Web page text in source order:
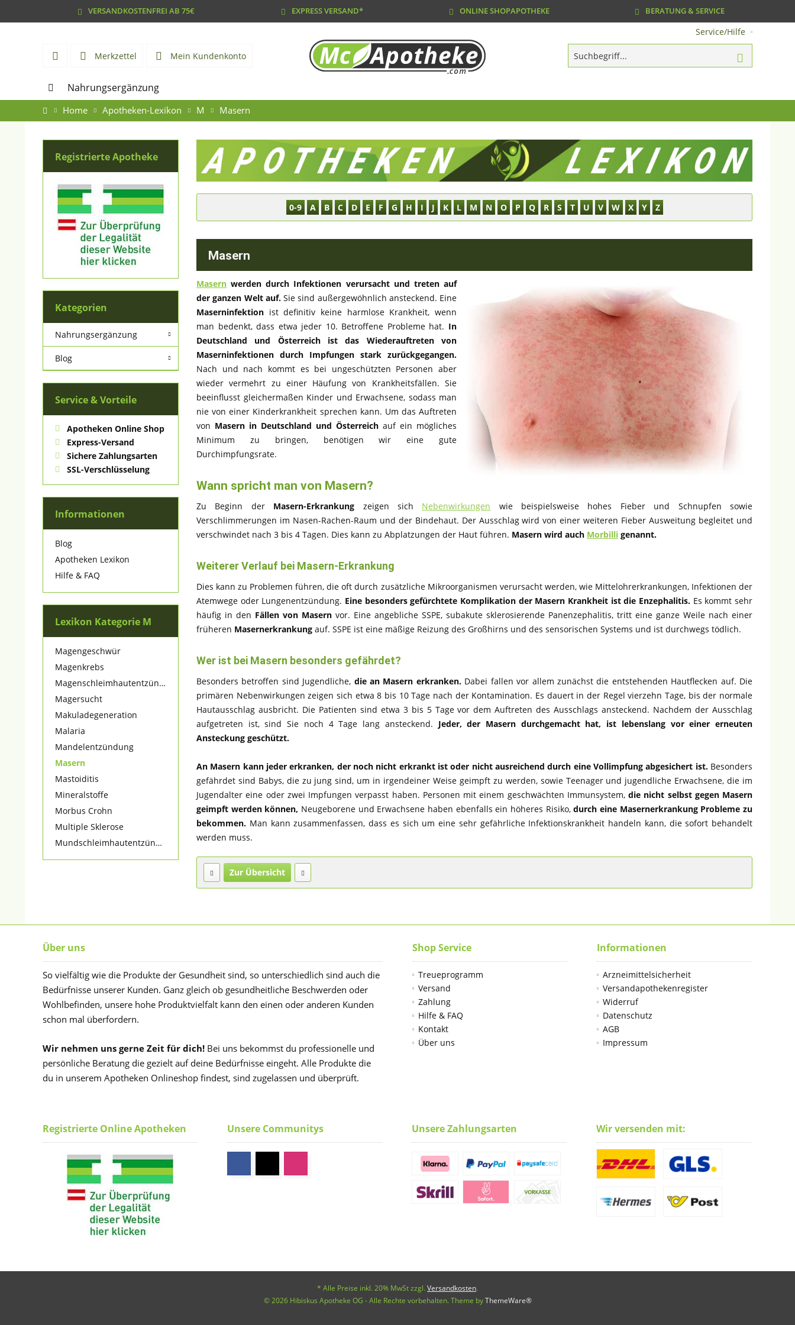
VERSANDKOSTENFREI AB 75€ EXPRESS VERSAND* ONLINE SHOPAPOTHEKE BERATUNG & SERVICE
Service/Hilfe
Merkzettel Mein Kundenkonto
Nahrungsergänzung
Home Apotheken-Lexikon M Masern
Registrierte Apotheke
Kategorien
Nahrungsergänzung
Blog
Service & Vorteile
Apotheken Online Shop
Express-Versand
Sichere Zahlungsarten
SSL-Verschlüsselung
Informationen
Blog
Apotheken Lexikon
Hilfe & FAQ
Lexikon Kategorie M
Magengeschwür
Magenkrebs
Magenschleimhautentzündung
Magersucht
Makuladegeneration
Malaria
Mandelentzündung
Masern
Mastoiditis
Mineralstoffe
Morbus Crohn
Multiple Sklerose
Mundschleimhautentzündung
0-9 A B C D E F G H I J K L M N O P Q R S T U V W X Y Z
Masern
Masern werden durch Infektionen verursacht und treten auf
der ganzen Welt auf. Sie sind außergewöhnlich ansteckend. Eine
Maserninfektion ist definitiv keine harmlose Krankheit, wenn
man bedenkt, dass etwa jeder 10. Betroffene Probleme hat. In
Deutschland und Österreich ist das Wiederauftreten von
Maserninfektionen durch Impfungen stark zurückgegangen.
Nach und nach kommt es bei ungeschützten Personen aber
wieder vermehrt zu einer Häufung von Krankheitsfällen. Sie
beeinflusst gleichermaßen Kinder und Erwachsene, sodass man
nie von einer Kinderkrankheit sprechen kann. Um das Auftreten
von Masern in Deutschland und Österreich auf ein mögliches
Minimum zu bringen, benötigen wir eine gute
Durchimpfungsrate.
Wann spricht man von Masern?
Zu Beginn der Masern-Erkrankung zeigen sich Nebenwirkungen wie beispielsweise hohes Fieber und Schnupfen sowie
Verschlimmerungen im Nasen-Rachen-Raum und der Bindehaut. Der Ausschlag wird von einer weiteren Fieber Ausweitung begleitet und
verschwindet nach 3 bis 4 Tagen. Dies kann zu Abplatzungen der Haut führen. Masern wird auch Morbilli genannt.
Weiterer Verlauf bei Masern-Erkrankung
Dies kann zu Problemen führen, die oft durch zusätzliche Mikroorganismen verursacht werden, wie Mittelohrerkrankungen, Infektionen der
Atemwege oder Lungenentzündung. Eine besonders gefürchtete Komplikation der Masern Krankheit ist die Enzephalitis. Es kommt sehr
häufig in den Fällen von Masern vor. Eine angebliche SSPE, subakute sklerosierende Panenzephalitis, tritt eine ganze Weile nach einer
früheren Masernerkrankung auf. SSPE ist eine mäßige Reizung des Großhirns und des sensorischen Systems und ist durchwegs tödlich.
Wer ist bei Masern besonders gefährdet?
Besonders betroffen sind Jugendliche, die an Masern erkranken.Dabei fallen vor allem zunächst die entstehenden Hautflecken auf. Die
primären Nebenwirkungen zeigen sich etwa 8 bis 10 Tage nach der Kontamination. Es dauert in der Regel vierzehn Tage, bis der normale
Hautausschlag ausbricht. Die Patienten sind etwa 3 bis 5 Tage vor dem Auftreten des Ausschlags ansteckend. Nachdem der Ausschlag
aufgetreten ist, sind Sie noch 4 Tage lang ansteckend. Jeder, der Masern durchgemacht hat, ist lebenslang vor einer erneuten
Ansteckung geschützt.
An Masern kann jeder erkranken, der noch nicht erkrankt ist oder nicht ausreichend durch eine Vollimpfung abgesichert ist.Besonders
gefährdet sind Babys, die zu jung sind, um in irgendeiner Weise geimpft zu werden, sowie Teenager und jugendliche Erwachsene, die im
Jugendalter eine oder zwei Impfungen verpasst haben. Personen mit einem geschwächten Immunsystem, die nicht selbst gegen Masern
geimpft werden können, Neugeborene und Erwachsene haben ebenfalls ein höheres Risiko,durch eine Masernerkrankung Probleme zu
bekommen. Man kann zusammenfassen, dass es sich um eine sehr gefährliche Infektionskrankheit handeln kann, die sofort behandelt
werden muss.
Zur Übersicht
Über uns
So vielfältig wie die Produkte der Gesundheit sind, so unterschiedlich sind auch die
Bedürfnisse unserer Kunden. Ganz gleich ob gesundheitliche Beschwerden oder
Wohlbefinden, unsere hohe Produktvielfalt kann den einen oder anderen Kunden
schon mal überfordern.
Wir nehmen uns gerne Zeit für dich! Bei uns bekommst du professionelle und
persönliche Beratung die gezielt auf deine Bedürfnisse eingeht. Alle Produkte die
du in unserem Apotheken Onlineshop findest, sind zugelassen und überprüft.
Shop Service
Treueprogramm
Versand
Zahlung
Hilfe & FAQ
Kontakt
Über uns
Informationen
Arzneimittelsicherheit
Versandapothekenregister
Widerruf
Datenschutz
AGB
Impressum
Registrierte Online Apotheken Unsere Communitys Unsere Zahlungsarten Wir versenden mit:
* Alle Preise inkl. 20% MwSt zzgl. Versandkosten.
© 2026 Hibiskus Apotheke OG - Alle Rechte vorbehalten. Theme byThemeWare®